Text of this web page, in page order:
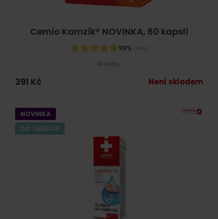
Cemio Kamzík® NOVINKA, 60 kapslí
99% (64×)
Klouby
391 Kč Není skladem
NOVINKA
OD 1 MĚSÍCE